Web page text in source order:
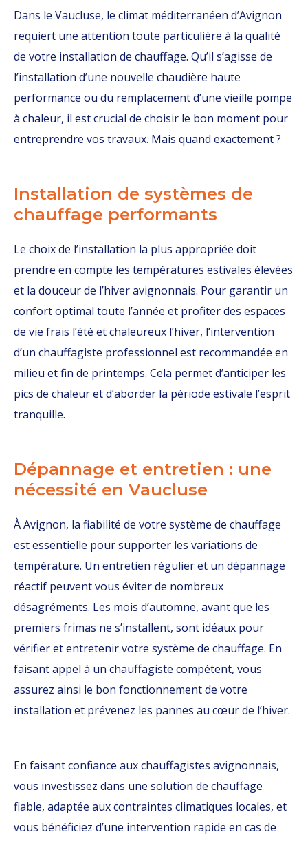
Dans le Vaucluse, le climat méditerranéen d’Avignon
requiert une attention toute particulière à la qualité
de votre installation de chauffage. Qu’il s’agisse de
l’installation d’une nouvelle chaudière haute
performance ou du remplacement d’une vieille pompe
à chaleur, il est crucial de choisir le bon moment pour
entreprendre vos travaux. Mais quand exactement ?
Installation de systèmes de
chauffage performants
Le choix de l’installation la plus appropriée doit
prendre en compte les températures estivales élevées
et la douceur de l’hiver avignonnais. Pour garantir un
confort optimal toute l’année et profiter des espaces
de vie frais l’été et chaleureux l’hiver, l’intervention
d’un chauffagiste professionnel est recommandée en
milieu et fin de printemps. Cela permet d’anticiper les
pics de chaleur et d’aborder la période estivale l’esprit
tranquille.
Dépannage et entretien : une
nécessité en Vaucluse
À Avignon, la fiabilité de votre système de chauffage
est essentielle pour supporter les variations de
température. Un entretien régulier et un dépannage
réactif peuvent vous éviter de nombreux
désagréments. Les mois d’automne, avant que les
premiers frimas ne s’installent, sont idéaux pour
vérifier et entretenir votre système de chauffage. En
faisant appel à un chauffagiste compétent, vous
assurez ainsi le bon fonctionnement de votre
installation et prévenez les pannes au cœur de l’hiver.
En faisant confiance aux chauffagistes avignonnais,
vous investissez dans une solution de chauffage
fiable, adaptée aux contraintes climatiques locales, et
vous bénéficiez d’une intervention rapide en cas de